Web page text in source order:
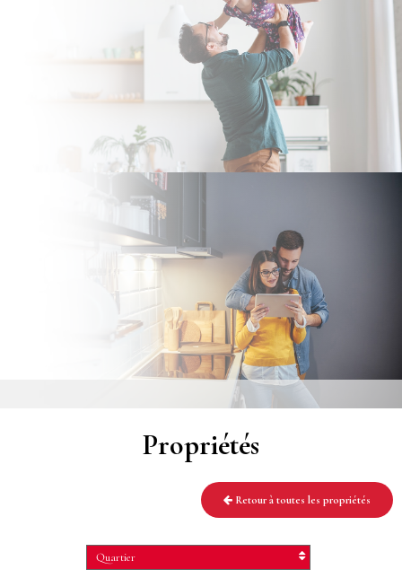
Propriétés
Retour à toutes les propriétés
Quartier